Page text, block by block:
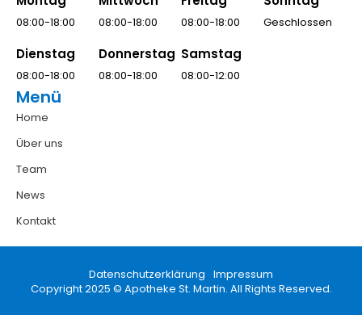
08:00-18:00
Dienstag
08:00-18:00
08:00-18:00
Donnerstag
08:00-18:00
08:00-18:00
Samstag
08:00-12:00
Geschlossen
Menü
Home
Über uns
Team
News
Kontakt
Copyright 2025 © Apotheke St. Martin. All Rights Reserved.
Datenschutzerklärung Impressum